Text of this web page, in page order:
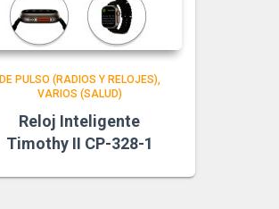
DE PULSO (RADIOS Y RELOJES)
VARIOS (SALUD)
Reloj Inteligente
Timothy II CP-328-1